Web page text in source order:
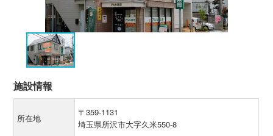
施設情報
所在地
〒359-1131
埼玉県所沢市大字久米550-8